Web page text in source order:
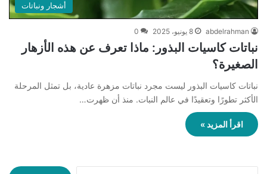
أشجار ونباتات
abdelrahman 8 يونيو، 2025 0
نباتات كاسيات البذور: ماذا تعرف عن هذه الأزهار
الصغيرة؟
نباتات كاسيات البذور ليست مجرد نباتات مزهرة عادية، بل تمثل المرحلة
الأكثر تطورًا وتعقيدًا في عالم النبات. منذ أن ظهرت…
اقرأ المزيد »